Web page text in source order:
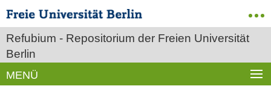
Refubium - Repositorium der Freien Universität
Berlin
MENÜ